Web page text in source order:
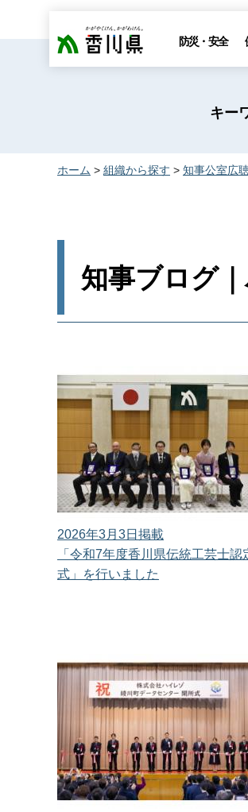
香川県 防災・安全
キー
ホーム > 組織から探す > 知事公室広
知事ブログ
2026年3月3日掲載
「令和7年度香川県伝統工芸士認
式」を行いました